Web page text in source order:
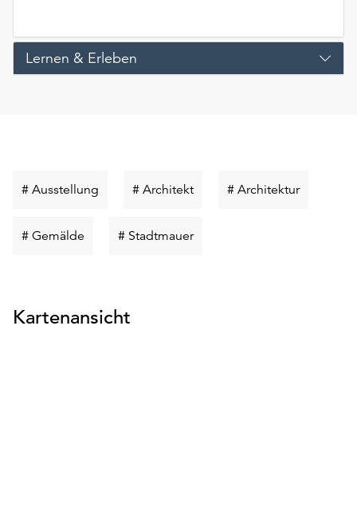
Lernen & Erleben
# Ausstellung Schlüsselwort
# ArchitektSchlüsselwort
# Architektur
# Gemälde Schlüsselwort
# StadtmauerSchlüsselwort
Kartenansicht